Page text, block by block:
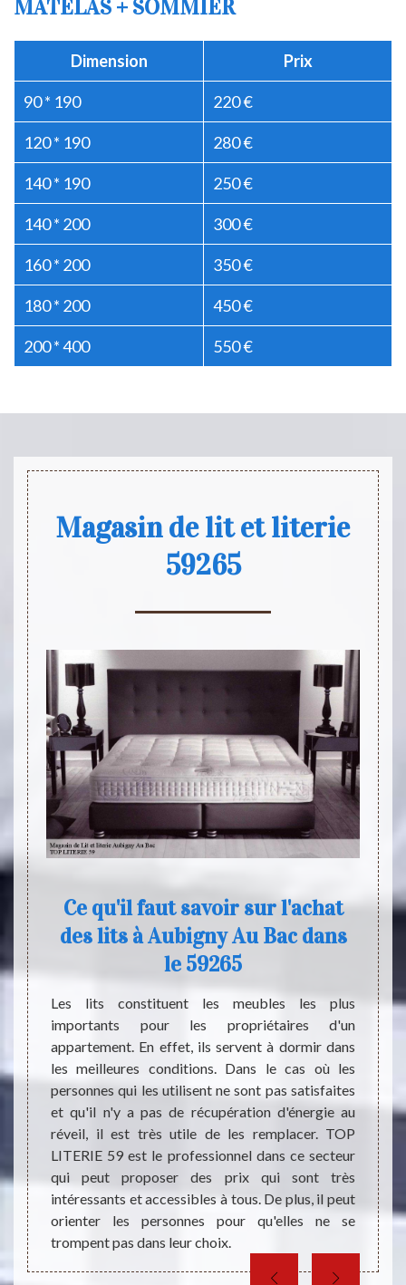
MATELAS + SOMMIER
Dimension Prix
90 * 190 220 €
120 * 190 280 €
140 * 190 250 €
140 * 200 300 €
160 * 200 350 €
180 * 200 450 €
200 * 400 550 €
Magasin de lit et literie
59265
à
très
bon
à
un
site
sont
les
Ce qu'il faut savoir sur l'achat
des lits à Aubigny Au Bac dans
le 59265
Les lits constituent les meubles les plus
importants pour les propriétaires d'un
appartement. En effet, ils servent à dormir dans
les meilleures conditions. Dans le cas où les
personnes qui les utilisent ne sont pas satisfaites
et qu'il n'y a pas de récupération d'énergie au
réveil, il est très utile de les remplacer. TOP
LITERIE 59 est le professionnel dans ce secteur
qui peut proposer des prix qui sont très
intéressants et accessibles à tous. De plus, il peut
orienter les personnes pour qu'elles ne se
trompent pas dans leur choix.
pas
site